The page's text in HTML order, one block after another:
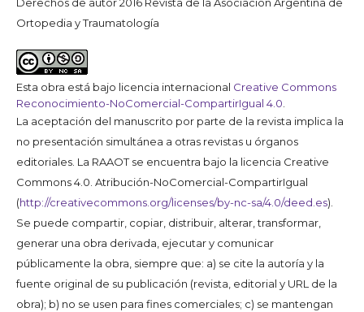
Ortopedia y Traumatología
Esta obra está bajo licencia internacional Creative Commons
Reconocimiento-NoComercial-CompartirIgual 4.0
La aceptación del manuscrito por parte de la revista implica la
no presentación simultánea a otras revistas u órganos
editoriales. La RAAOT se encuentra bajo la licencia Creative
Commons 4.0. Atribución-NoComercial-CompartirIgual
(http://creativecommons.org/licenses/by-nc-sa/4.0/deed.es).
Se puede compartir, copiar, distribuir, alterar, transformar,
generar una obra derivada, ejecutar y comunicar
públicamente la obra, siempre que: a) se cite la autoría y la
fuente original de su publicación (revista, editorial y URL de la
obra); b) no se usen para fines comerciales; c) se mantengan